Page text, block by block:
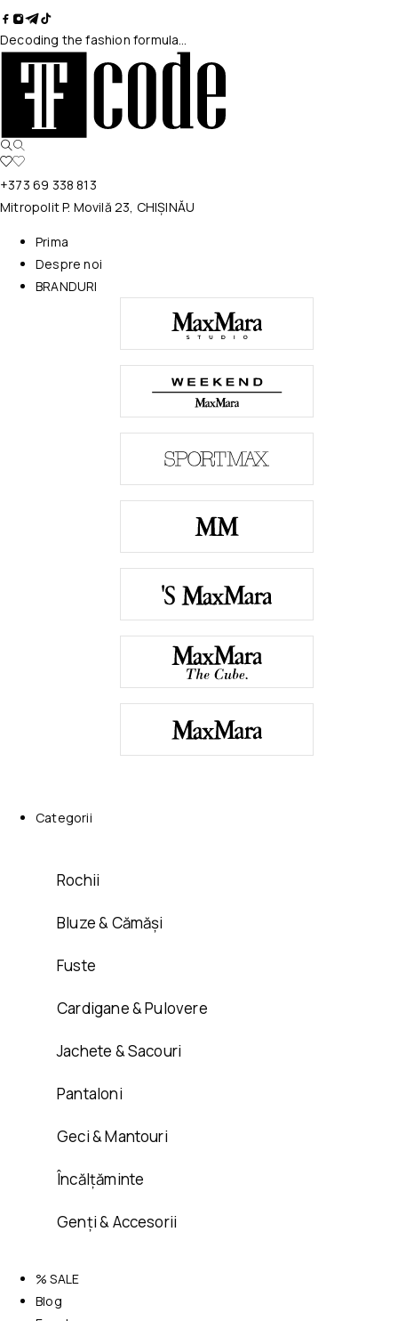
Decoding the fashion formula…
+373 69 338 813
Mitropolit P. Movilă 23, CHIȘINĂU
Prima
Despre noi
BRANDURI
Categorii
Rochii
Bluze & Cămăși
Fuste
Cardigane & Pulovere
Jachete & Sacouri
Pantaloni
Geci & Mantouri
Încălțăminte
Genți & Accesorii
% SALE
Blog